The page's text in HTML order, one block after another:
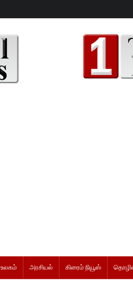
உலகம் அரசியல் கிரைம் நியூஸ்